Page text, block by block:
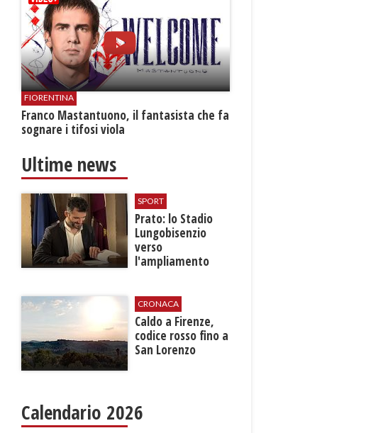
FIORENTINA
Franco Mastantuono, il fantasista che fa
sognare i tifosi viola
Ultime news
SPORT
Prato: lo Stadio
Lungobisenzio
verso
l'ampliamento
CRONACA
Caldo a Firenze,
codice rosso fino a
San Lorenzo
Calendario 2026